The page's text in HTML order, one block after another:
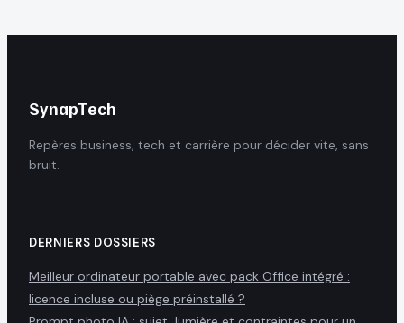
SynapTech
Repères business, tech et carrière pour décider vite, sans
bruit.
DERNIERS DOSSIERS
Meilleur ordinateur portable avec pack Office intégré :
licence incluse ou piège préinstallé ?